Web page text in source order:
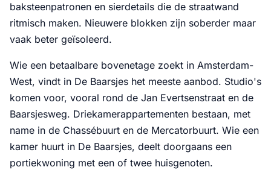
baksteenpatronen en sierdetails die de straatwand
ritmisch maken. Nieuwere blokken zijn soberder maar
vaak beter geïsoleerd.
Wie een betaalbare bovenetage zoekt in Amsterdam-
West, vindt in De Baarsjes het meeste aanbod. Studio's
komen voor, vooral rond de Jan Evertsenstraat en de
Baarsjesweg. Driekamerappartementen bestaan, met
name in de Chassébuurt en de Mercatorbuurt. Wie een
kamer huurt in De Baarsjes, deelt doorgaans een
portiekwoning met een of twee huisgenoten.